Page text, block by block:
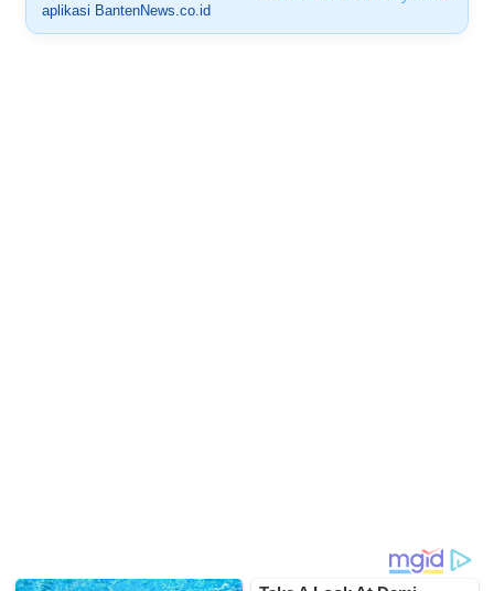
aplikasi BantenNews.co.id